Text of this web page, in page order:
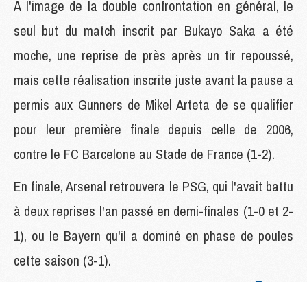
A l'image de la double confrontation en général, le
seul but du match inscrit par Bukayo Saka a été
moche, une reprise de près après un tir repoussé,
mais cette réalisation inscrite juste avant la pause a
permis aux Gunners de Mikel Arteta de se qualifier
pour leur première finale depuis celle de 2006,
contre le FC Barcelone au Stade de France (1-2).
En finale, Arsenal retrouvera le PSG, qui l'avait battu
à deux reprises l'an passé en demi-finales (1-0 et 2-
1), ou le Bayern qu'il a dominé en phase de poules
cette saison (3-1).